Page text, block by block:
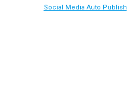
Social Media Auto Publish